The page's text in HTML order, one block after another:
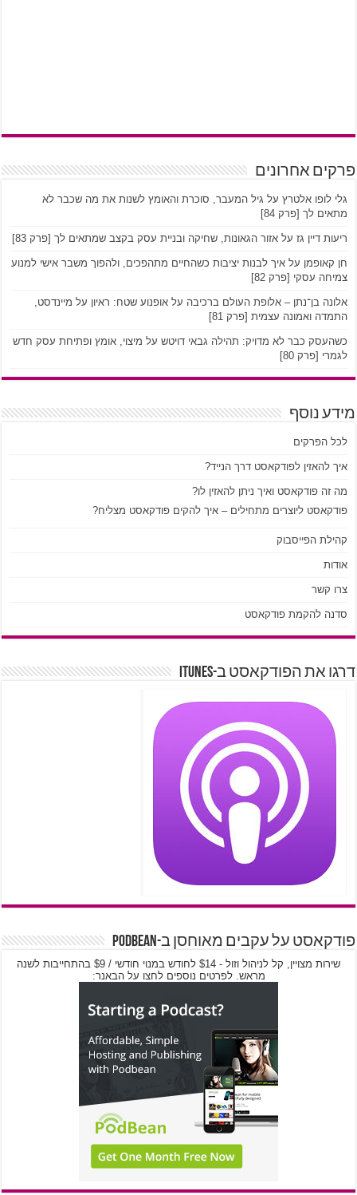
פרקים אחרונים
גלי לופו אלטרץ על גיל המעבר, סוכרת והאומץ לשנות את מה שכבר לא
מתאים לך [פרק 84]
ריעות דיין גז על אזור הגאונות, שחיקה ובניית עסק בקצב שמתאים לך [פרק 83]
חן קאופמן על איך לבנות יציבות כשהחיים מתהפכים, ולהפוך משבר אישי למנוע
צמיחה עסקי [פרק 82]
אלונה בן־נתן – אלופת העולם ברכיבה על אופנוע שטח: ראיון על מיינדסט,
התמדה ואמונה עצמית [פרק 81]
כשהעסק כבר לא מדויק: תהילה גבאי דויטש על מיצוי, אומץ ופתיחת עסק חדש
לגמרי [פרק 80]
מידע נוסף
לכל הפרקים
איך להאזין לפודקאסט דרך הנייד?
מה זה פודקאסט ואיך ניתן להאזין לו?
פודקאסט ליוצרים מתחילים – איך להקים פודקאסט מצליח?
קהילת הפייסבוק
אודות
צרו קשר
סדנה להקמת פודקאסט
דרגו את הפודקאסט ב-iTunes
פודקאסט על עקבים מאוחסן ב-PodBean
שירות מצויין, קל לניהול וזול - $14 לחודש במנוי חודשי / $9 בהתחייבות לשנה
מראש. לפרטים נוספים לחצו על הבאנר: